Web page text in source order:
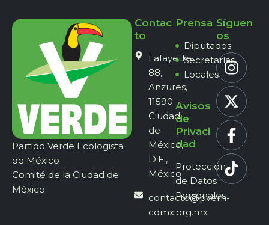
Partido Verde Ecologista
de México
Comité de la Ciudad de
México
Contac
to
Lafayette
88,
Anzures,
11590
Ciudad
de
México,
D.F.,
México
contacto@pvem-
cdmx.org.mx
Prensa
Diputados
Secretarías
Locales
Avisos
de
Privaci
dad
Protección
de Datos
Personales
Síguen
os